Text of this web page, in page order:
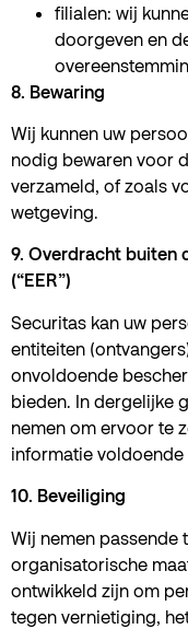
filialen: wij
doorgeven en
8. Bewaring
Wij kunnen uw
nodig bewaren voor
verzameld, of zoals
wetgeving.
9. Overdracht buiten
(“EER”)
Securitas kan uw
entiteiten
onvoldoende
bieden. In dergelijke
nemen om ervoor te
informatie
10. Beveiliging
Wij nemen passende
organisatorische
ontwikkeld zijn om
tegen vernietiging,